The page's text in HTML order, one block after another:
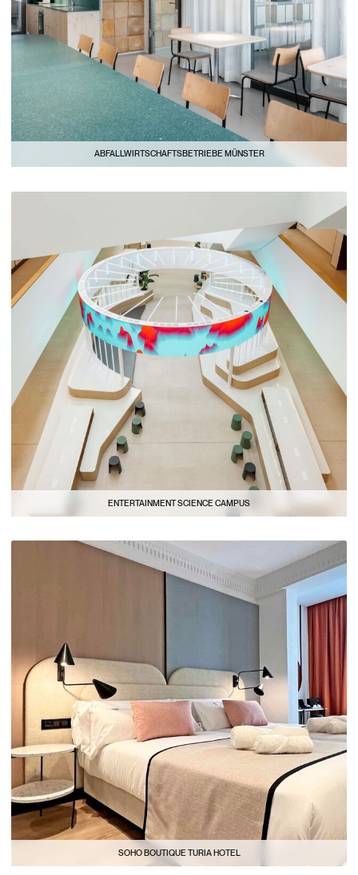
ABFALLWIRTSCHAFTSBETRIEBE MÜNSTER
ENTERTAINMENT SCIENCE CAMPUS
SOHO BOUTIQUE TURIA HOTEL